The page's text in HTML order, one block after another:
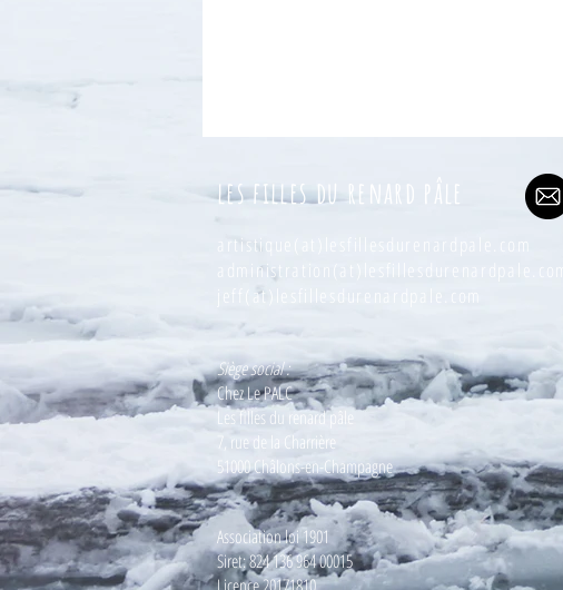
les filles du renard pâle
artistique(at)lesfillesdurenardpale.com
administration(at)lesfillesdurenardpale.com
jeff(at)lesfillesdurenardpale.com
Siège social :
Chez Le PALC
Les filles du renard pâle
7, rue de la Charrière
51000 Châlons-en-Champagne
Association loi 1901
Siret: 824 136 964 00015